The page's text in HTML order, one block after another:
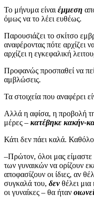
Το μήνυμα είναι έμμεση
όμως να το λέει ευθέως.
Παρουσιάζει το σκίτσο
αναφέροντας πότε αρχίζει
αρχίζει η εγκεφαλική
Προφανώς προσπαθεί να
αμβλώσεις.
Τα στοιχεία που αναφέρει
Αλλά η αφίσα, η προβολή
μέρες – κατέβηκε κακήν-
Κάτι δεν πάει καλά.
–Πρώτον, όλοι μας είμαστε
των γυναικών να ορίζουν
αποφασίζουν οι ίδιες, αν
συγκαλά του, δενθέλει μια
οι γυναίκες – θα ήταν